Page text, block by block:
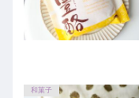
和菓子